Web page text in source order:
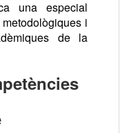
una especial
i
de la